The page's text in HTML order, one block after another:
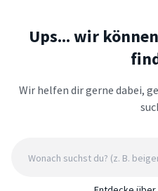
Ups... wir
Wir helfen dir gerne dabei,